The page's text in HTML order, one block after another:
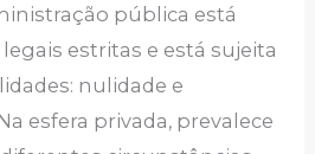
pública está
estritas e está sujeita
nulidade e
esfera privada, prevalece